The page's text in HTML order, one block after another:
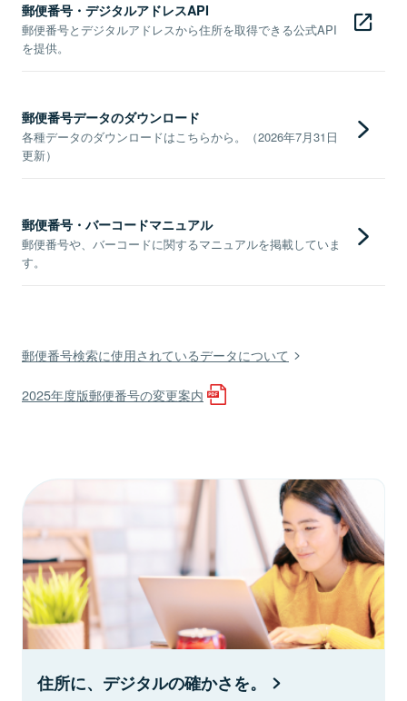
郵便番号・デジタルアドレスAPI
郵便番号とデジタルアドレスから住所を取得できる公式API
を提供。
郵便番号データのダウンロード
各種データのダウンロードはこちらから。（2026年7月31日
更新）
郵便番号・バーコードマニュアル
郵便番号や、バーコードに関するマニュアルを掲載していま
す。
郵便番号検索に使用されているデータについて
2025年度版郵便番号の変更案内
住所に、デジタルの確かさを。